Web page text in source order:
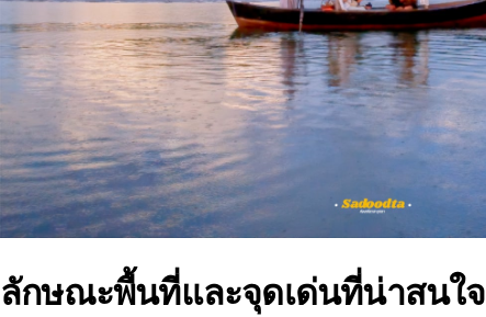
ลักษณะพื้นที่และจุดเด่นที่น่าสนใจ